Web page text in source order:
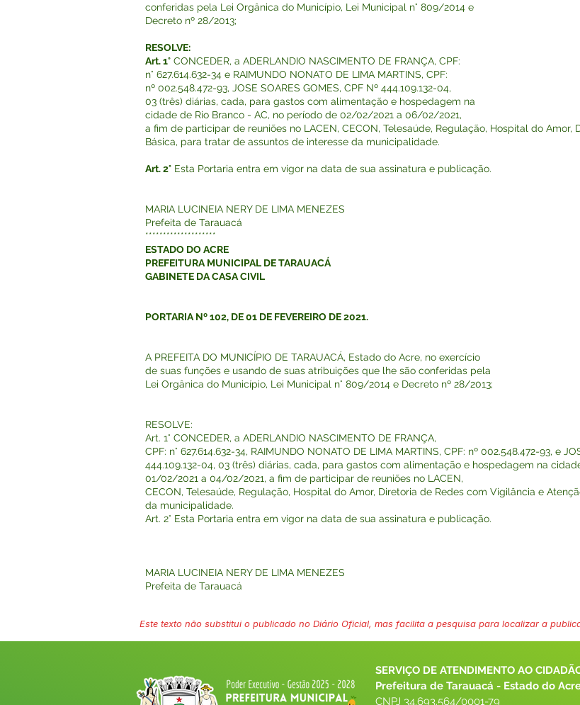
conferidas pela Lei Orgânica do Município, Lei Municipal n° 809/2014 e
Decreto nº 28/2013;
RESOLVE:
Art. 1° CONCEDER, a ADERLANDIO NASCIMENTO DE FRANÇA, CPF:
n° 627.614.632-34 e RAIMUNDO NONATO DE LIMA MARTINS, CPF:
nº 002.548.472-93, JOSE SOARES GOMES, CPF Nº 444.109.132-04,
03 (três) diárias, cada, para gastos com alimentação e hospedagem na
cidade de Rio Branco - AC, no período de 02/02/2021 a 06/02/2021,
a fim de participar de reuniões no LACEN, CECON, Telesaúde, Regulação, Hospital do
Básica, para tratar de assuntos de interesse da municipalidade.
Art. 2° Esta Portaria entra em vigor na data de sua assinatura e publicação.
MARIA LUCINEIA NERY DE LIMA MENEZES
Prefeita de Tarauacá
********************
ESTADO DO ACRE
PREFEITURA MUNICIPAL DE TARAUACÁ
GABINETE DA CASA CIVIL
PORTARIA Nº 102, DE 01 DE FEVEREIRO DE 2021.
A PREFEITA DO MUNICÍPIO DE TARAUACÁ, Estado do Acre, no exercício
de suas funções e usando de suas atribuições que lhe são conferidas pela
Lei Orgânica do Município, Lei Municipal n° 809/2014 e Decreto nº 28/2013;
RESOLVE:
Art. 1° CONCEDER, a ADERLANDIO NASCIMENTO DE FRANÇA,
CPF: n° 627.614.632-34, RAIMUNDO NONATO DE LIMA MARTINS, CPF: nº 002.548.472-93, e
444.109.132-04, 03 (três) diárias, cada, para gastos com alimentação e hospedagem na
01/02/2021 a 04/02/2021, a fim de participar de reuniões no LACEN,
CECON, Telesaúde, Regulação, Hospital do Amor, Diretoria de Redes com Vigilância e
da municipalidade.
Art. 2° Esta Portaria entra em vigor na data de sua assinatura e publicação.
MARIA LUCINEIA NERY DE LIMA MENEZES
Prefeita de Tarauacá
Este texto não substitui o publicado no Diário Oficial, mas facilita a pesquisa para localizar a
SERVIÇO DE ATENDIMENTO AO
Prefeitura de Tarauacá - Estado do
CNPJ 34.693.564/0001-79